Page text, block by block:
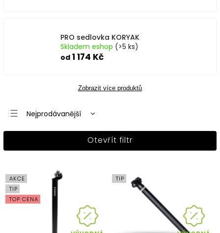
PRO sedlovka KORYAK
Skladem eshop (>5 ks)
od 1 174 Kč
Zobrazit více produktů
Nejprodávanější
Nejlevnější
Otevřít filtr
AKCE
TIP
TOP CENA
TIP